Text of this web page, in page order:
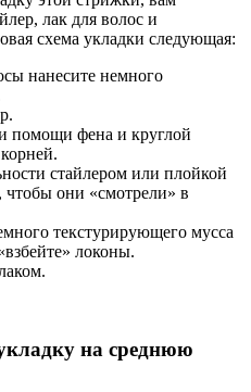
лак для волос и
схема укладки следующая:
нанесите немного
помощи фена и круглой
стайлером или плойкой
чтобы они «смотрели» в
текстурирующего мусса
локоны.
на среднюю